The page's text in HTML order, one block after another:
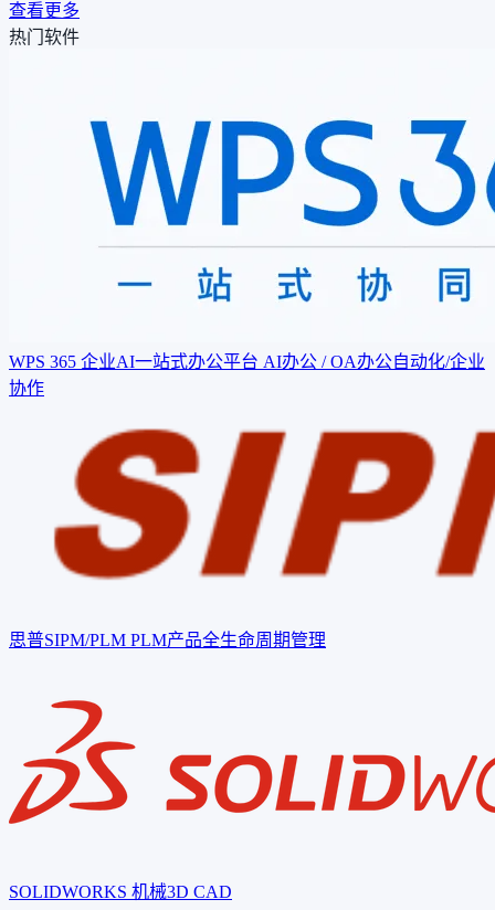
查看更多
热门软件
WPS 365 企业AI一站式办公平台 AI办公 / OA办公自动化/企业
协作
思普SIPM/PLM PLM产品全生命周期管理
SOLIDWORKS 机械3D CAD